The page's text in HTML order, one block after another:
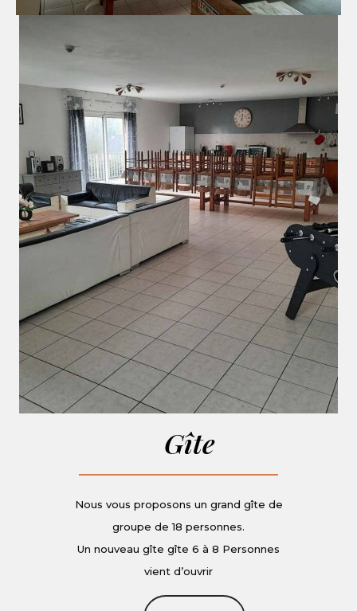
Gîte
Nous vous proposons un grand gîte de
groupe de 18 personnes.
Un nouveau gîte gîte 6 à 8 Personnes
vient d’ouvrir